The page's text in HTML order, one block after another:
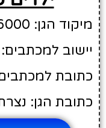
מיקוד הגן: 16000
יישוב למכתבים:
כתובת למכתבים:
כתובת הגן: